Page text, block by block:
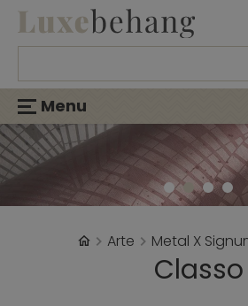
Menu
Arte Metal X
Classo